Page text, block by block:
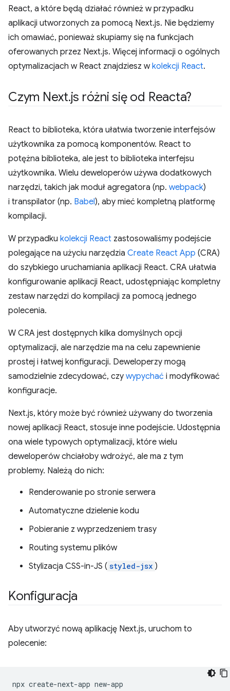
React, a które będą działać również w przypadku
aplikacji utworzonych za pomocą Next.js. Nie będziemy
ich omawiać, ponieważ skupiamy się na funkcjach
oferowanych przez Next.js. Więcej informacji o ogólnych
optymalizacjach w React znajdziesz wkolekcji React.
Czym Next.js różni się od Reacta?
React to biblioteka, która ułatwia tworzenie interfejsów
użytkownika za pomocą komponentów. React to
potężna biblioteka, ale jest to biblioteka interfejsu
użytkownika. Wielu deweloperów używa dodatkowych
narzędzi, takich jak moduł agregatora (np. webpack)
i transpilator (np. Babel), aby mieć kompletną platformę
kompilacji.
W przypadku kolekcji React zastosowaliśmy podejście
polegające na użyciu narzędzia Create React App (CRA)
do szybkiego uruchamiania aplikacji React. CRA ułatwia
konfigurowanie aplikacji React, udostępniając kompletny
zestaw narzędzi do kompilacji za pomocą jednego
polecenia.
W CRA jest dostępnych kilka domyślnych opcji
optymalizacji, ale narzędzie ma na celu zapewnienie
prostej i łatwej konfiguracji. Deweloperzy mogą
samodzielnie zdecydować, czy wypychać i modyfikować
konfiguracje.
Next.js, który może być również używany do tworzenia
nowej aplikacji React, stosuje inne podejście. Udostępnia
ona wiele typowych optymalizacji, które wielu
deweloperów chciałoby wdrożyć, ale ma z tym
problemy. Należą do nich:
Renderowanie po stronie serwera
Automatyczne dzielenie kodu
Pobieranie z wyprzedzeniem trasy
Routing systemu plików
Stylizacja CSS-in-JS ( styled-jsx )
Konfiguracja
Aby utworzyć nową aplikację Next.js, uruchom to
polecenie:
npx create-next-app